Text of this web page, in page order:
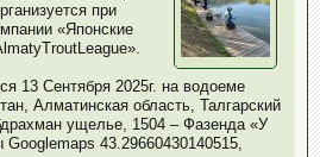
при
«Японские
13 Сентября 2025г. на водоеме
Алматинская область, Талгарский
ущелье, 1504 – Фазенда «У
43.29660430140515,